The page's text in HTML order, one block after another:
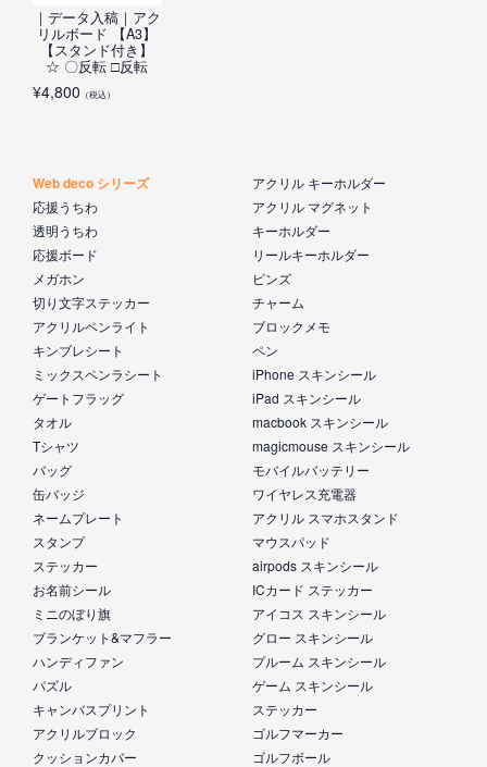
｜データ入稿｜アク
リルボード 【A3】
【スタンド付き】
☆ 〇反転 □反転
¥4,800 （税込）
Web deco シリーズ
応援うちわ
透明うちわ
応援ボード
メガホン
切り文字ステッカー
アクリルペンライト
キンブレシート
ミックスペンラシート
ゲートフラッグ
タオル
Tシャツ
バッグ
缶バッジ
ネームプレート
スタンプ
ステッカー
お名前シール
ミニのぼり旗
ブランケット&マフラー
ハンディファン
パズル
キャンバスプリント
アクリルブロック
クッションカバー
アクリル キーホルダー
アクリル マグネット
キーホルダー
リールキーホルダー
ピンズ
チャーム
ブロックメモ
ペン
iPhone スキンシール
iPad スキンシール
macbook スキンシール
magicmouse スキンシール
モバイルバッテリー
ワイヤレス充電器
アクリル スマホスタンド
マウスパッド
airpods スキンシール
ICカード ステッカー
アイコス スキンシール
グロー スキンシール
プルーム スキンシール
ゲーム スキンシール
ステッカー
ゴルフマーカー
ゴルフボール